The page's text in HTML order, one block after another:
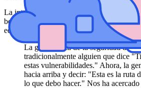
La integración de Wiz en BMW'El entorno
beneficios significativos, como acercar a
equipos de seguridad.
La gobernanza de la seguridad de TI
tradicionalmente alguien que dice
estas vulnerabilidades." Ahora, la
hacia arriba y decir: "Esta es la ruta
lo que debo hacer." Nos ha acercado